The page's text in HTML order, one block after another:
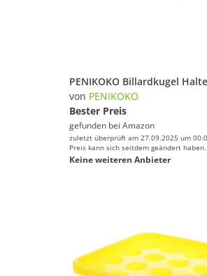
von PENIKOKO
Bester Preis
gefunden bei Amazon
zuletzt überprüft am 27.09.2025 um
Preis kann sich seitdem geändert haben.
Keine weiteren Anbieter